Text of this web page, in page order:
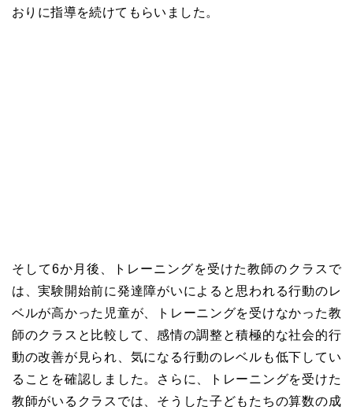
おりに指導を続けてもらいました。
そして6か月後、トレーニングを受けた教師のクラスで
は、実験開始前に発達障がいによると思われる行動のレ
ベルが高かった児童が、トレーニングを受けなかった教
師のクラスと比較して、感情の調整と積極的な社会的行
動の改善が見られ、気になる行動のレベルも低下してい
ることを確認しました。さらに、トレーニングを受けた
教師がいるクラスでは、そうした子どもたちの算数の成